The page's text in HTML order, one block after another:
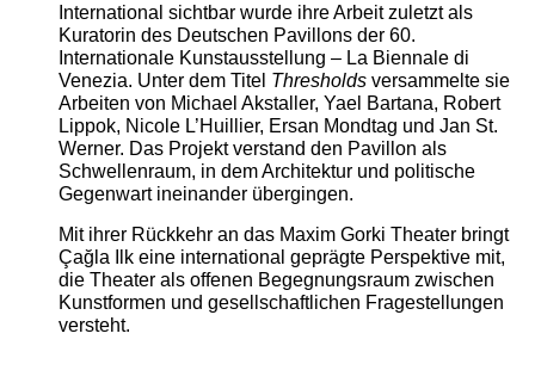
International sichtbar wurde ihre Arbeit zuletzt als
Kuratorin des Deutschen Pavillons der 60.
Internationale Kunstausstellung – La Biennale di
Venezia. Unter dem Titel Thresholdsversammelte sie
Arbeiten von Michael Akstaller, Yael Bartana, Robert
Lippok, Nicole L’Huillier, Ersan Mondtag und Jan St.
Werner. Das Projekt verstand den Pavillon als
Schwellenraum, in dem Architektur und politische
Gegenwart ineinander übergingen.
Mit ihrer Rückkehr an das Maxim Gorki Theater bringt
Çağla Ilk eine international geprägte Perspektive mit,
die Theater als offenen Begegnungsraum zwischen
Kunstformen und gesellschaftlichen Fragestellungen
versteht.